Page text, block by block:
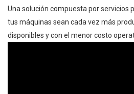
Una solución compuesta por servicios
tus máquinas sean cada vez más
disponibles y con el menor costo